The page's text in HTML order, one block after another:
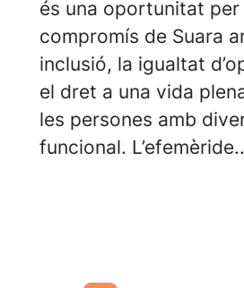
és una oportunitat
compromís de Suara
inclusió, la igualtat
el dret a una vida
les persones amb
funcional.